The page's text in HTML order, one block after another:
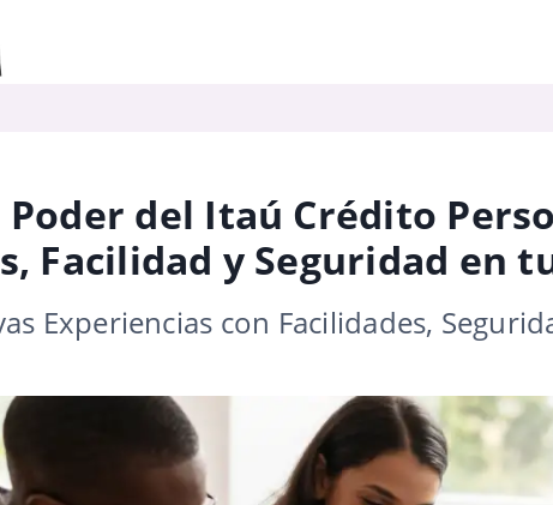
Poder del Itaú Crédito
Facilidad y Seguridad en
Experiencias con Facilidades,